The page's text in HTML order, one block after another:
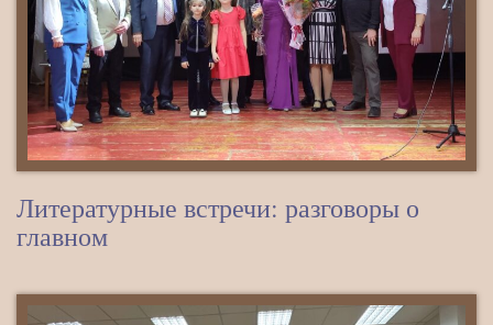
Литературные встречи: разговоры о
главном